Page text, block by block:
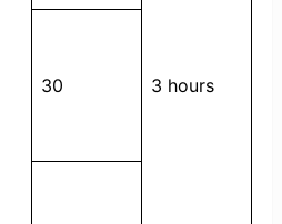
3 hours
30